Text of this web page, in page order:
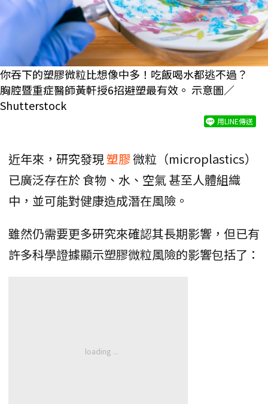
你吞下的塑膠微粒比想像中多！吃飯喝水都逃不過？
胸腔暨重症醫師黃軒授6招避塑最有效。 示意圖／
Shutterstock
用LINE傳送
近年來，研究發現塑膠微粒（microplastics）
已廣泛存在於 食物、水、空氣 甚至人體組織
中，並可能對健康造成潛在風險。
雖然仍需要更多研究來確認其長期影響，但已有
許多科學證據顯示塑膠微粒風險的影響包括了：